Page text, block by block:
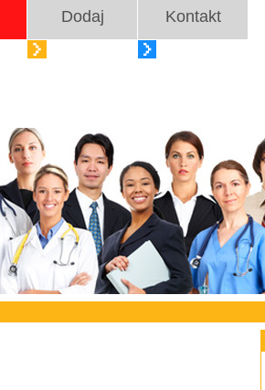
Dodaj Kontakt